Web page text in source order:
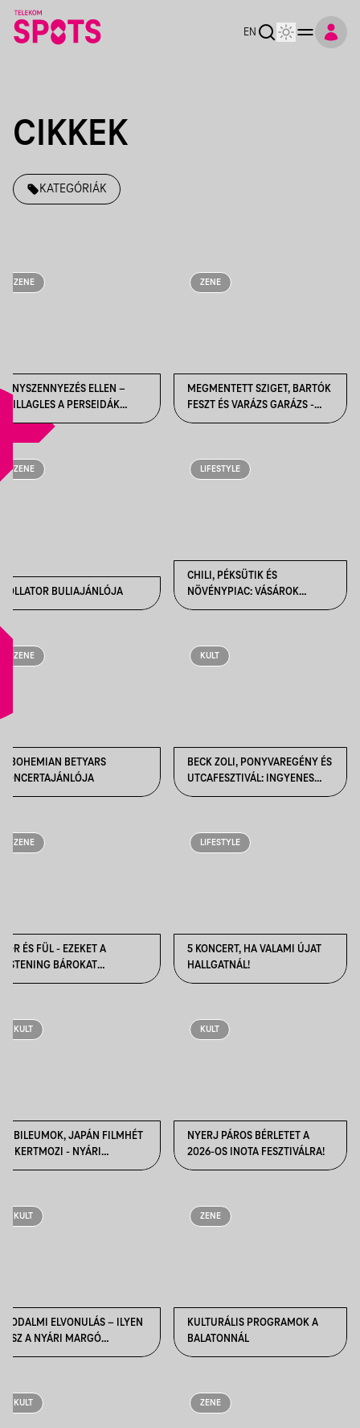
EN
CIKKEK
KATEGÓRIÁK
ZENE
FÉNYSZENNYEZÉS ELLEN –
CSILLAGLES A PERSEIDÁK
IDEJÉRE
ZENE
MEGMENTETT SZIGET, BARTÓK
FESZT ÉS VARÁZS GARÁZS -
AUGUSZTUSI KONCERTAJÁNLÓ
ZENE
ROLLATOR BULIAJÁNLÓJA
LIFESTYLE
CHILI, PÉKSÜTIK ÉS
NÖVÉNYPIAC: VÁSÁROK
MINDENKINEK!
ZENE
A BOHEMIAN BETYARS
KONCERTAJÁNLÓJA
KULT
BECK ZOLI, PONYVAREGÉNY ÉS
UTCAFESZTIVÁL: INGYENES
PROGRAMOK AUGUSZTUSRA!
ZENE
SÖR ÉS FÜL - EZEKET A
LISTENING BÁROKAT
LÁTOGASD MEG
LIFESTYLE
5 KONCERT, HA VALAMI ÚJAT
HALLGATNÁL!
KULT
JUBILEUMOK, JAPÁN FILMHÉT
ÉS KERTMOZI - NYÁRI
FILMVETÍTÉSEK
KULT
NYERJ PÁROS BÉRLETET A
2026-OS INOTA FESZTIVÁLRA!
KULT
IRODALMI ELVONULÁS – ILYEN
LESZ A NYÁRI MARGÓ
SALFÖLDÖN
ZENE
KULTURÁLIS PROGRAMOK A
BALATONNÁL
KULT ZENE